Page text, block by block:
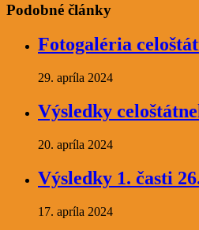
Podobné články
Fotogaléria
29. apríla 2024
Výsledky
20. apríla 2024
Výsledky 1. časti
17. apríla 2024